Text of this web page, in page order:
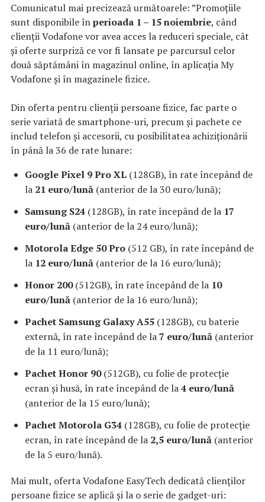
Comunicatul mai precizează următoarele: ”Promoțiile
sunt disponibile în perioada 1 – 15 noiembrie, când
clienții Vodafone vor avea acces la reduceri speciale, cât
și oferte surpriză ce vor fi lansate pe parcursul celor
două săptămâni în magazinul online, în aplicația My
Vodafone și în magazinele fizice.
Din oferta pentru clienții persoane fizice, fac parte o
serie variată de smartphone-uri, precum și pachete ce
includ telefon și accesorii, cu posibilitatea achiziționării
în până la 36 de rate lunare:
Google Pixel 9 Pro XL (128GB), în rate începând de
la 21 euro/lună (anterior de la 30 euro/lună);
Samsung S24 (128GB), în rate începând de la 17
euro/lună (anterior de la 24 euro/lună);
Motorola Edge 50 Pro (512 GB), în rate începând de
la 12 euro/lună (anterior de la 16 euro/lună);
Honor 200(512GB), în rate începând de la 10
euro/lună (anterior de la 16 euro/lună);
Pachet Samsung Galaxy A55 (128GB), cu baterie
externă, în rate începând de la7 euro/lună (anterior
de la 11 euro/lună);
Pachet Honor 90(512GB), cu folie de protecție
ecran și husă, în rate începând de la4 euro/lună
(anterior de la 15 euro/lună);
Pachet Motorola G34 (128GB), cu folie de protecție
ecran, în rate începând de la 2,5 euro/lună (anterior
de la 5 euro/lună).
Mai mult, oferta Vodafone EasyTech dedicată clienților
persoane fizice se aplică și la o serie de gadget-uri: